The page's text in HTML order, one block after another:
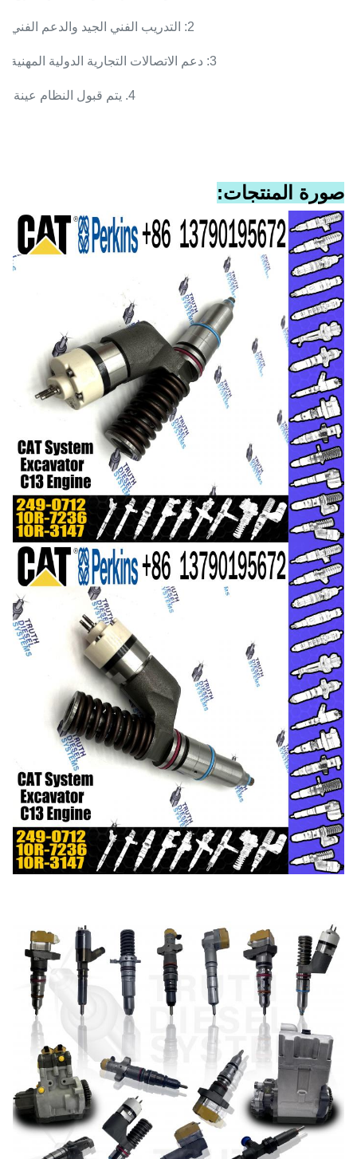
2: التدريب الفني الجيد والدعم الفني
3: دعم الاتصالات التجارية الدولية المهنية
4. يتم قبول النظام عينة.
صورة المنتجات: